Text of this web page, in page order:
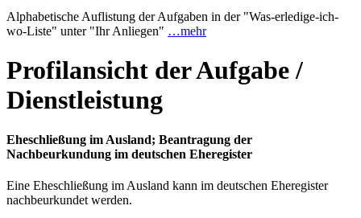
Alphabetische Auflistung der Aufgaben in der "Was-erledige-ich-
wo-Liste" unter "Ihr Anliegen" …mehr
Profilansicht der Aufgabe /
Dienstleistung
Eheschließung im Ausland; Beantragung der
Nachbeurkundung im deutschen Eheregister
Eine Eheschließung im Ausland kann im deutschen Eheregister
nachbeurkundet werden.